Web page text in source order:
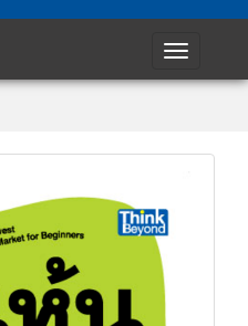
Toggle